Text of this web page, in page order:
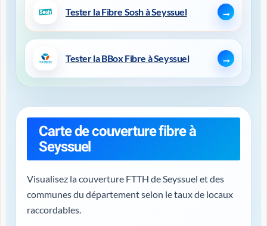
Tester la Fibre Sosh à Seyssuel
Tester la BBox Fibre à Seyssuel
Carte de couverture fibre à
Seyssuel
Visualisez la couverture FTTH de Seyssuel et des
communes du département selon le taux de locaux
raccordables.